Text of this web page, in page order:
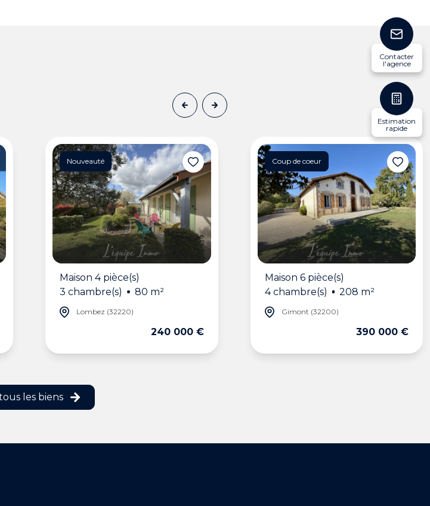
Nouveauté
Maison 4 pièce(s)
3 chambre(s)
80 m²
Lombez (32220)
240 000 €
Coup de coeur
Maison 6 pièce(s)
4 chambre(s)
208 m²
Gimont (32200)
390 000 €
les biens
Contacter
l'agence
Estimation
rapide